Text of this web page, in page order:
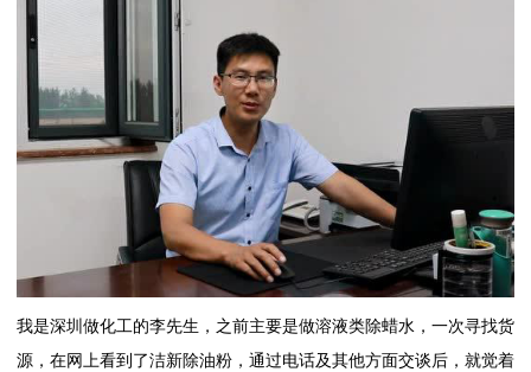
我是深圳做化工的李先生，之前主要是做溶液类除蜡水，一次寻找货
源，在网上看到了洁新除油粉，通过电话及其他方面交谈后，就觉着